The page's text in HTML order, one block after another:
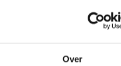
Over